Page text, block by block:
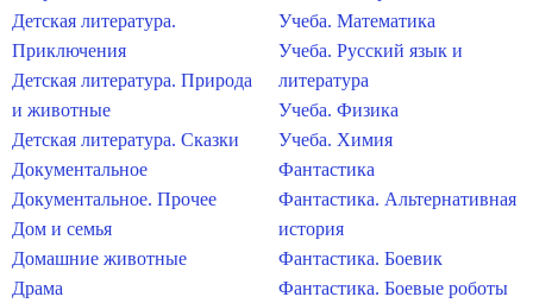
Детская литература.
Приключения
Детская литература. Природа
и животные
Детская литература. Сказки
Документальное
Документальное. Прочее
Дом и семья
Домашние животные
Драма
Учеба. Математика
Учеба. Русский язык и
литература
Учеба. Физика
Учеба. Химия
Фантастика
Фантастика. Альтернативная
история
Фантастика. Боевик
Фантастика. Боевые роботы